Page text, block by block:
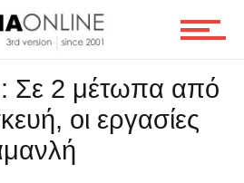
Σε 2 μέτωπα από
οι εργασίες